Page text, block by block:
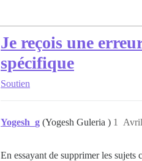
Je reçois une
spécifique
Soutien
Yogesh_g (Yogesh Guleria ) 1
En essayant de supprimer les